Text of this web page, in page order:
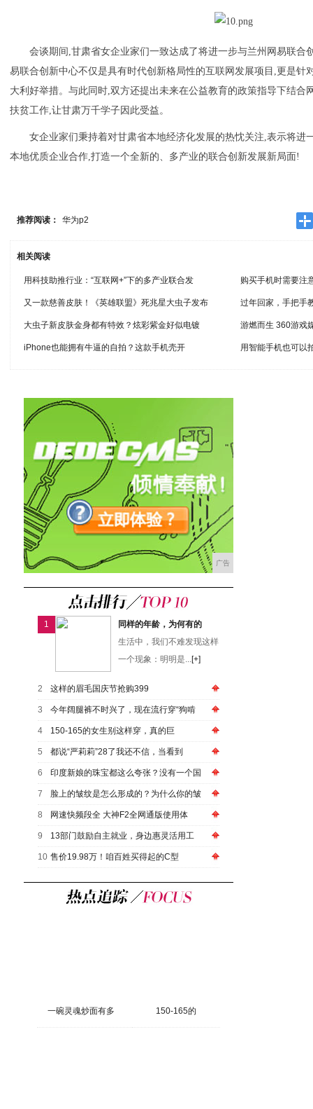
会谈期间,甘肃省女企业家们一致达成了将进一步与兰州网易联合
易联合创新中心不仅是具有时代创新格局性的互联网发展项目,更是针
大利好举措。与此同时,双方还提出未来在公益教育的政策指导下结合
扶贫工作,让甘肃万千学子因此受益。
女企业家们秉持着对甘肃省本地经济化发展的热忱关注,表示将进
本地优质企业合作,打造一个全新的、多产业的联合创新发展新局面!
推荐阅读： 华为p2
相关阅读
用科技助推行业：“互联网+”下的多产业联合发 购买手机时需要注
又一款慈善皮肤！《英雄联盟》死兆星大虫子发布 过年回家，手把手
大虫子新皮肤金身都有特效？炫彩紫金好似电镀 游燃而生 360游戏
iPhone也能拥有牛逼的自拍？这款手机壳开 用智能手机也可以
广告
1
同样的年龄，为何有的
生活中，我们不难发现这样
一个现象：明明是...[+]
2 这样的眉毛国庆节抢购399
3 今年阔腿裤不时兴了，现在流行穿“狗啃
4 150-165的女生别这样穿，真的巨
5 都说“严莉莉”28了我还不信，当看到
6 印度新娘的珠宝都这么夸张？没有一个国
7 脸上的皱纹是怎么形成的？为什么你的皱
8 网速快频段全 大神F2全网通版使用体
9 13部门鼓励自主就业，身边惠灵活用工
10 售价19.98万！咱百姓买得起的C型
一碗灵魂炒面有多 150-165的